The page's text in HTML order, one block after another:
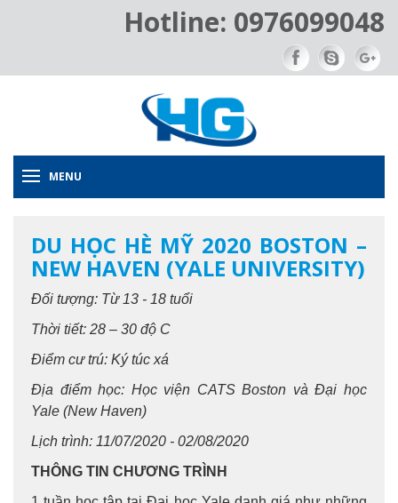
Hotline: 0976099048
MENU
DU HỌC HÈ MỸ 2020 BOSTON –
NEW HAVEN (YALE UNIVERSITY)
Đối tượng: Từ 13 - 18 tuổi
Thời tiết: 28 – 30 độ C
Điểm cư trú: Ký túc xá
Địa điểm học: Học viện CATS Boston và Đại học
Yale (New Haven)
Lịch trình: 11/07/2020 - 02/08/2020
THÔNG TIN CHƯƠNG TRÌNH